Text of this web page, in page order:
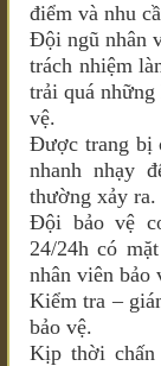
điểm và nhu
Đội ngũ nhân
trách nhiệm
trải quá những
vệ.
Được trang bị
nhanh nhạy
thường xảy ra.
Đội bảo vệ
24/24h có
nhân viên bảo
Kiểm tra –
bảo vệ.
Kịp thời